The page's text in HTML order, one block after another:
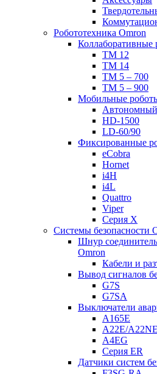
Робототехника Omron
Коллаборативные
TM 12
TM 14
TM 5 – 700
TM 5 – 900
Мобильные
HD-1500
LD-60/90
Фиксированные
eCobra
Hornet
i4H
i4L
Quattro
Viper
Серия X
Системы безопасности
Шнур
Omron
Кабели и
Вывод сигналов
G7S
G7SA
Выключатели
A165E
A22E/
A4EG
Серия ER
Датчики систем